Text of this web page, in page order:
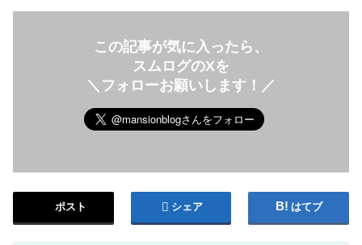
この記事が気に入ったら、
スムログのXを
＼フォローお願いします！／
ポスト シェア はてブ